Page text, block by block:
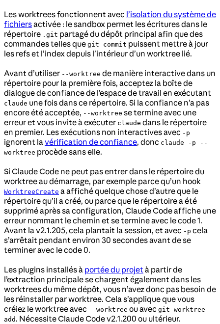
Les worktrees fonctionnent avec l’isolation du système de
fichiersactivée : le sandbox permet les écritures dans le
répertoire .git partagé du dépôt principal afin que des
commandes telles que git commit puissent mettre à jour
les refs et l’index depuis l’intérieur d’un worktree lié.
Avant d’utiliser --worktree de manière interactive dans un
répertoire pour la première fois, acceptez la boîte de
dialogue de confiance de l’espace de travail en exécutant
claude une fois dans ce répertoire. Si la confiance n’a pas
encore été acceptée, --worktree se termine avec une
erreur et vous invite à exécuter claude dans le répertoire
en premier. Les exécutions non interactives avec -p
ignorent lavérification de confiance, donc claude -p --
worktree procède sans elle.
Si Claude Code ne peut pas entrer dans le répertoire du
worktree au démarrage, par exemple parce qu’un hook
WorktreeCreate a affiché quelque chose d’autre que le
répertoire qu’il a créé, ou parce que le répertoire a été
supprimé après sa configuration, Claude Code affiche une
erreur nommant le chemin et se termine avec le code 1.
Avant la v2.1.205, cela plantait la session, et avec -p cela
s’arrêtait pendant environ 30 secondes avant de se
terminer avec le code 0.
Les plugins installés à portée du projetà partir de
l’extraction principale se chargent également dans les
worktrees du même dépôt, vous n’avez donc pas besoin de
les réinstaller par worktree. Cela s’applique que vous
créiez le worktree avec --worktree ou avec git worktree
add . Nécessite Claude Code v2.1.200 ou ultérieur.